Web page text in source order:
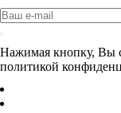
Нажимая кнопку, Вы
политикой